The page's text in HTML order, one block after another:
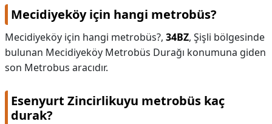
Mecidiyeköy için hangi metrobüs?
Mecidiyeköy için hangi metrobüs?, 34BZ, Şişli bölgesinde
bulunan Mecidiyeköy Metrobüs Durağı konumuna giden
son Metrobus aracıdır.
Esenyurt Zincirlikuyu metrobüs kaç
durak?